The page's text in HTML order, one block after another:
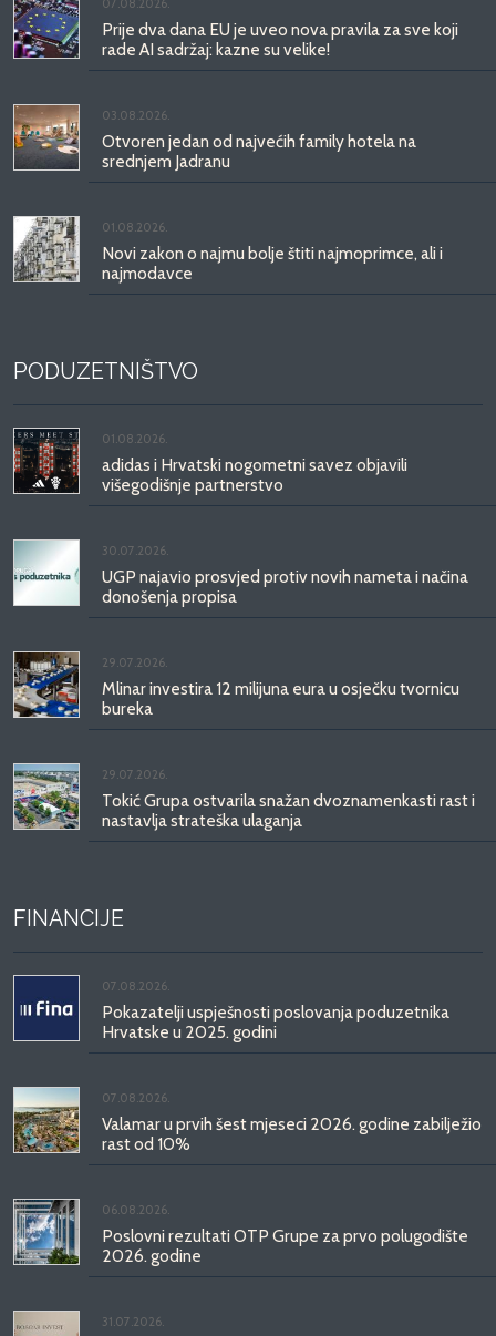
07.08.2026.
Prije dva dana EU je uveo nova pravila za sve koji
rade AI sadržaj: kazne su velike!
03.08.2026.
Otvoren jedan od najvećih family hotela na
srednjem Jadranu
01.08.2026.
Novi zakon o najmu bolje štiti najmoprimce, ali i
najmodavce
PODUZETNIŠTVO
01.08.2026.
adidas i Hrvatski nogometni savez objavili
višegodišnje partnerstvo
30.07.2026.
UGP najavio prosvjed protiv novih nameta i načina
donošenja propisa
29.07.2026.
Mlinar investira 12 milijuna eura u osječku tvornicu
bureka
29.07.2026.
Tokić Grupa ostvarila snažan dvoznamenkasti rast i
nastavlja strateška ulaganja
FINANCIJE
07.08.2026.
Pokazatelji uspješnosti poslovanja poduzetnika
Hrvatske u 2025. godini
07.08.2026.
Valamar u prvih šest mjeseci 2026. godine zabilježio
rast od 10%
06.08.2026.
Poslovni rezultati OTP Grupe za prvo polugodište
2026. godine
31.07.2026.